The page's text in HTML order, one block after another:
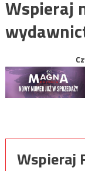
Wspieraj
Wspieraj